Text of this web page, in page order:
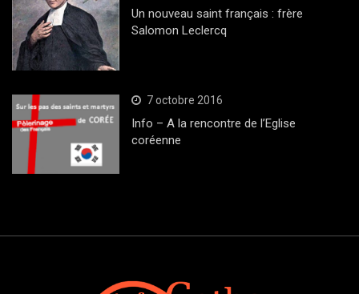
Un nouveau saint français : frère
Salomon Leclercq
7 octobre 2016
Info – A la rencontre de l’Eglise
coréenne